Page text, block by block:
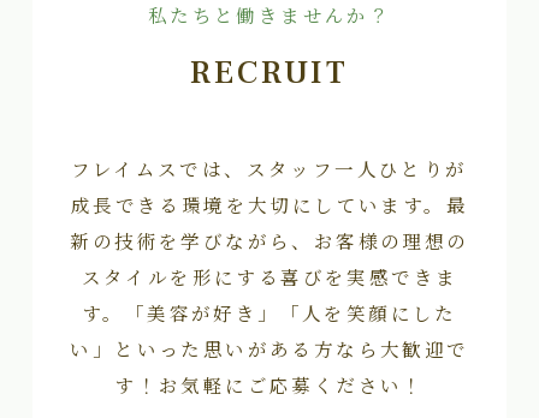
私たちと働きませんか？
RECRUIT
フレイムスでは、スタッフ一人ひとりが
成長できる環境を大切にしています。最
新の技術を学びながら、お客様の理想の
スタイルを形にする喜びを実感できま
す。「美容が好き」「人を笑顔にした
い」といった思いがある方なら大歓迎で
す！お気軽にご応募ください！